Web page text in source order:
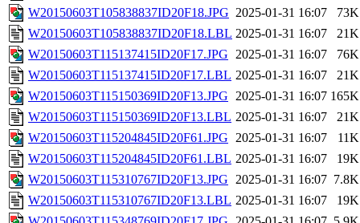
W20150603T105838837ID20F18.JPG 2025-01-31 16:07
73K
W20150603T105838837ID20F18.LBL 2025-01-31 16:07
21K
W20150603T115137415ID20F17.JPG 2025-01-31 16:07
76K
W20150603T115137415ID20F17.LBL 2025-01-31 16:07
21K
W20150603T115150369ID20F13.JPG 2025-01-31 16:07 165K
W20150603T115150369ID20F13.LBL 2025-01-31 16:07
21K
W20150603T115204845ID20F61.JPG 2025-01-31 16:07
11K
W20150603T115204845ID20F61.LBL 2025-01-31 16:07
19K
W20150603T115310767ID20F13.JPG 2025-01-31 16:07 7.8K
W20150603T115310767ID20F13.LBL 2025-01-31 16:07
19K